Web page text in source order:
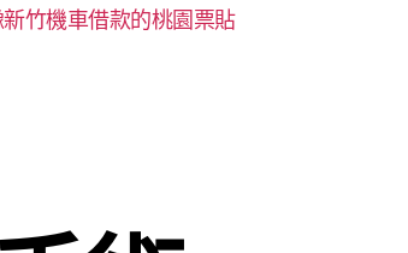
竹機車借款的桃園票貼